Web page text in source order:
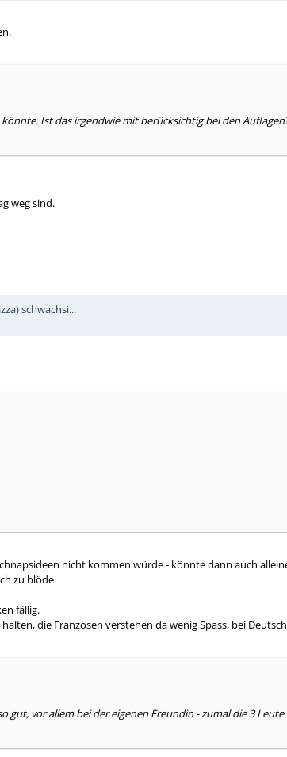
Ist das irgendwie mit berücksichtig bei den
weg sind.
schwachsi...
nicht kommen würde - könnte dann auch
zu blöde.
fällig.
die Franzosen verstehen da wenig Spass, bei
vor allem bei der eigenen Freundin - zumal die 3